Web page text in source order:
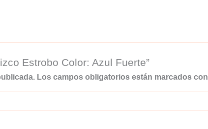
Estrobo Color: Azul Fuerte”
Los campos obligatorios están marcados con